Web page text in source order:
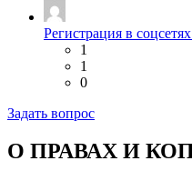
Регистрация в
1
1
0
Задать вопрос
О ПРАВАХ И